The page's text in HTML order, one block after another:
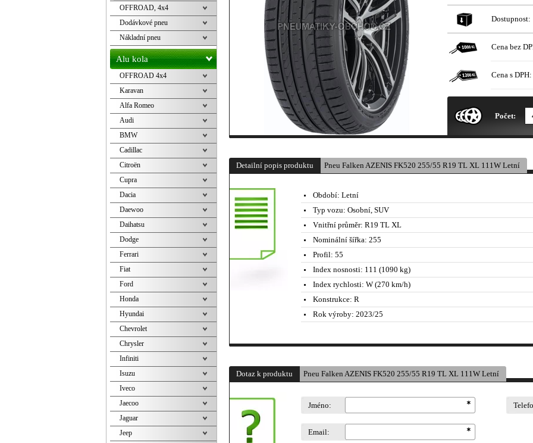
Dostupnost:
Cena bez
Cena s DPH:
Počet:
Detailní popis produktu Pneu Falken AZENIS FK520 255/55 R19 TL XL 111W Letní
Období: Letní
Typ vozu: Osobní, SUV
Vnitřní průměr: R19 TL XL
Nominální šířka: 255
Profil: 55
Index nosnosti: 111 (1090 kg)
Index rychlosti: W (270 km/h)
Konstrukce: R
Rok výroby: 2023/25
Dotaz k produktu Pneu Falken AZENIS FK520 255/55 R19 TL XL 111W Letní
Jméno:
Email:
OFFROAD, 4x4
Dodávkové pneu
Nákladní pneu
Alu kola
OFFROAD 4x4
Karavan
Alfa Romeo
Audi
BMW
Cadillac
Citroën
Cupra
Dacia
Daewoo
Daihatsu
Dodge
Ferrari
Fiat
Ford
Honda
Hyundai
Chevrolet
Chrysler
Infiniti
Isuzu
Iveco
Jaecoo
Jaguar
Jeep